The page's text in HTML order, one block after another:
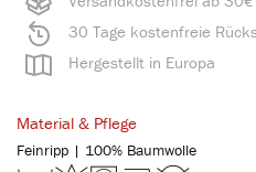
30 Tage kostenfreie
Hergestellt in Europa
Material & Pflege
Feinripp | 100% Baumwolle